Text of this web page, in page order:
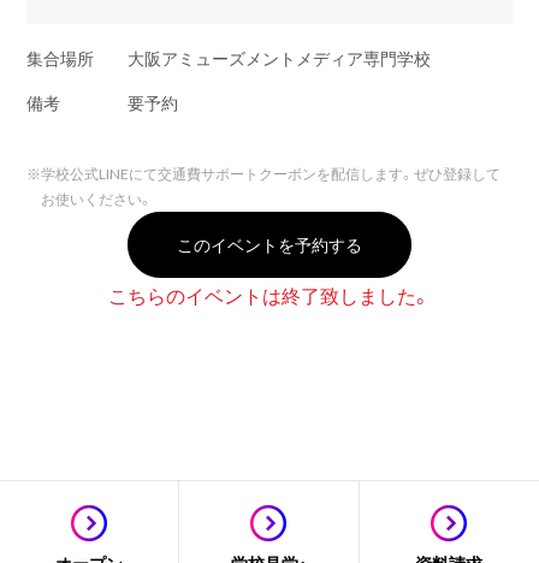
集合場所
大阪アミューズメントメディア専門学校
備考
要予約
※学校公式LINEにて交通費サポートクーポンを配信します。ぜひ登録して
お使いください。
このイベントを予約する
こちらのイベントは終了致しました。